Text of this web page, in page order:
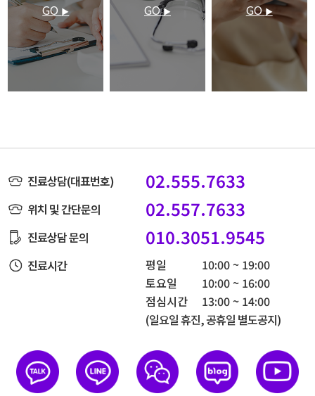
GO ▶ GO▶ GO▶
진료상담(대표번호) 02.555.7633
위치 및 간단문의 02.557.7633
진료상담 문의 010.3051.9545
진료시간 평일
10:00 ~ 19:00
토요일
10:00 ~ 16:00
점심시간
13:00 ~ 14:00
(일요일 휴진, 공휴일 별도공지)